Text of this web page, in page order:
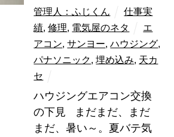
管理人：ふじくん
仕事実
績,修理, 電気屋のネタ
エ
アコン,サンヨー,ハウジング,
パナソニック,埋め込み, 天カ
セ
ハウジングエアコン交換
の下見 まだまだ、まだ
まだ、暑い～。夏バテ気